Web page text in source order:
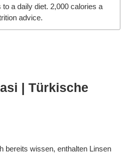
a daily diet. 2,000 calories a
advice.
| Türkische
bereits wissen, enthalten Linsen